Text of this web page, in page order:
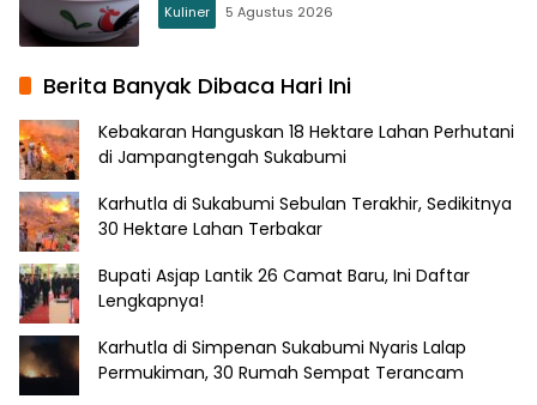
Kuliner 5 Agustus 2026
Berita Banyak Dibaca Hari Ini
Kebakaran Hanguskan 18 Hektare Lahan Perhutani
di Jampangtengah Sukabumi
Karhutla di Sukabumi Sebulan Terakhir, Sedikitnya
30 Hektare Lahan Terbakar
Bupati Asjap Lantik 26 Camat Baru, Ini Daftar
Lengkapnya!
Karhutla di Simpenan Sukabumi Nyaris Lalap
Permukiman, 30 Rumah Sempat Terancam